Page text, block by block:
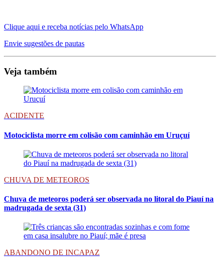
Clique aqui e receba notícias pelo WhatsApp
Envie sugestões de pautas
Veja também
ACIDENTE
Motociclista morre em colisão com caminhão em Uruçuí
CHUVA DE METEOROS
Chuva de meteoros poderá ser observada no litoral do Piauí na
madrugada de sexta (31)
ABANDONO DE INCAPAZ